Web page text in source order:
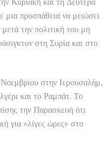
μια προσπάθεια να μειώσει
την πολιτική του μη
στη Συρία και στο
στην Ιερουσαλήμ,
και το Ραμπάτ. Το
την Παρασκευή ότι
για «λίγες ώρες» στο